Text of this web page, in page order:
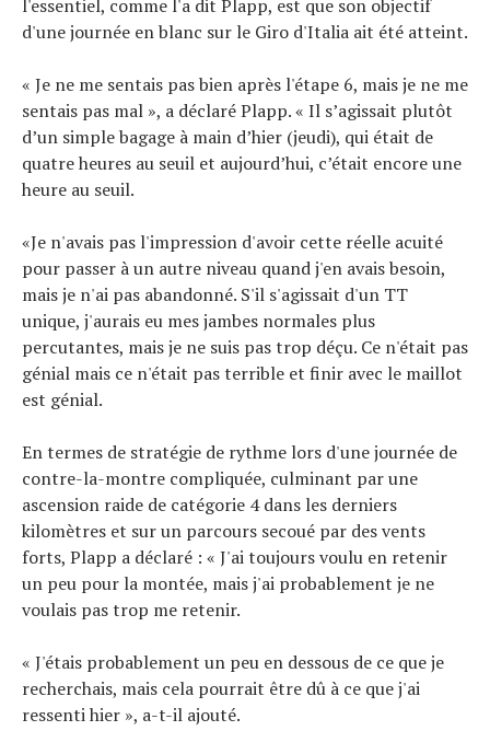
l'essentiel, comme l'a dit Plapp, est que son objectif
d'une journée en blanc sur le Giro d'Italia ait été atteint.
« Je ne me sentais pas bien après l'étape 6, mais je ne me
sentais pas mal », a déclaré Plapp. « Il s’agissait plutôt
d’un simple bagage à main d’hier (jeudi), qui était de
quatre heures au seuil et aujourd’hui, c’était encore une
heure au seuil.
«Je n'avais pas l'impression d'avoir cette réelle acuité
pour passer à un autre niveau quand j'en avais besoin,
mais je n'ai pas abandonné. S'il s'agissait d'un TT
unique, j'aurais eu mes jambes normales plus
percutantes, mais je ne suis pas trop déçu. Ce n'était pas
génial mais ce n'était pas terrible et finir avec le maillot
est génial.
En termes de stratégie de rythme lors d'une journée de
contre-la-montre compliquée, culminant par une
ascension raide de catégorie 4 dans les derniers
kilomètres et sur un parcours secoué par des vents
forts, Plapp a déclaré : « J'ai toujours voulu en retenir
un peu pour la montée, mais j'ai probablement je ne
voulais pas trop me retenir.
« J'étais probablement un peu en dessous de ce que je
recherchais, mais cela pourrait être dû à ce que j'ai
ressenti hier », a-t-il ajouté.